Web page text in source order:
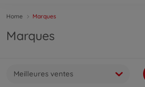
Home Marques
Marques
Meilleures ventes